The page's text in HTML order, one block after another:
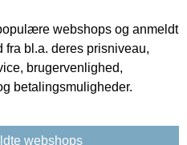
webshops og anmeldt
fra bl.a. deres prisniveau,
brugervenlighed,
betalingsmuligheder.
webshops